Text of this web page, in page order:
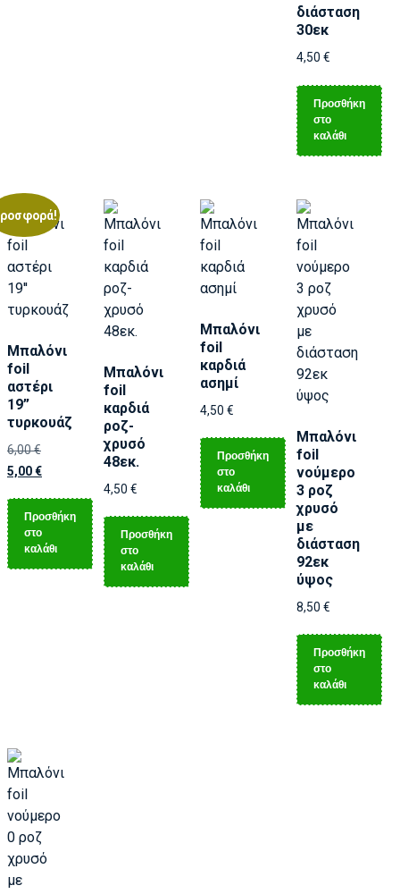
διάσταση
30εκ
4,50 €
Προσθήκη
στο
καλάθι
Μπαλόνι
foil
αστέρι
19”
τυρκουάζ
6,00€
5,00€
Προσθήκη
στο
καλάθι
Μπαλόνι
foil
καρδιά
ροζ-
χρυσό
48εκ.
4,50 €
Προσθήκη
στο
καλάθι
Μπαλόνι
foil
καρδιά
ασημί
4,50 €
Προσθήκη
στο
καλάθι
Μπαλόνι
foil
νούμερο
3 ροζ
χρυσό
με
διάσταση
92εκ
ύψος
8,50 €
Προσθήκη
στο
καλάθι